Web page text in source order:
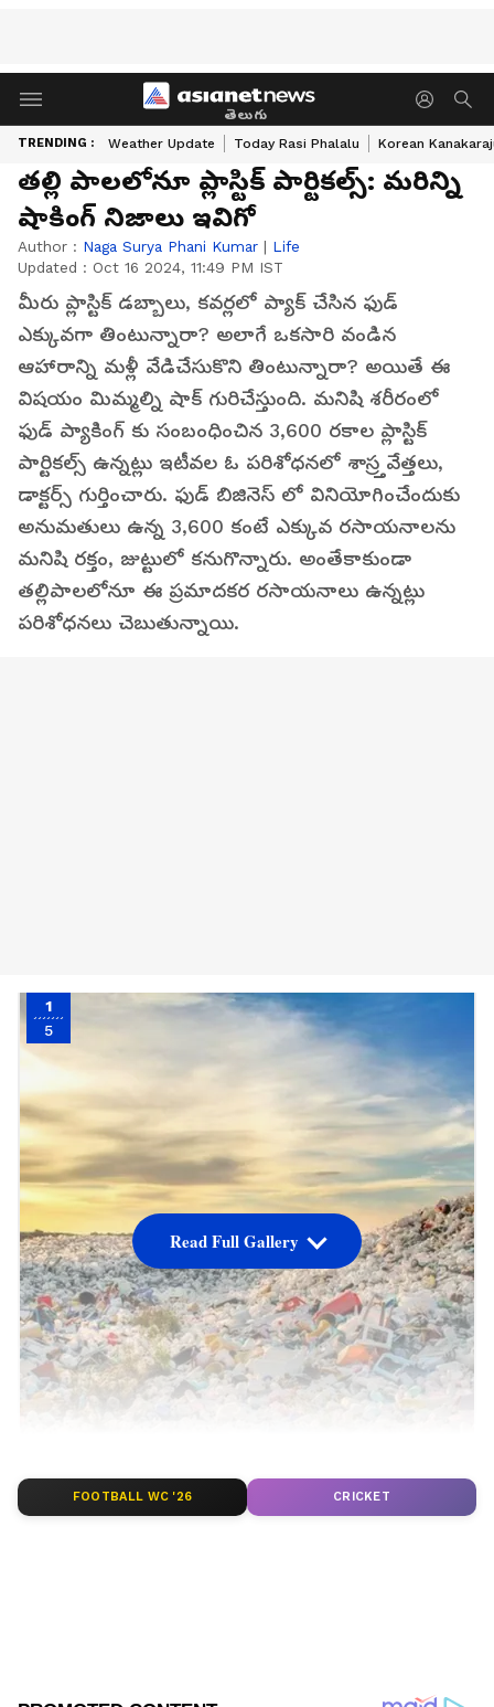
తెలుగు
TRENDING : Weather Update Today Rasi Phalalu Korean
తల్లి పాలలోనూ ప్లాస్టిక్ పార్టికల్స్: మరిన్ని
షాకింగ్ నిజాలు ఇవిగో
Author : Naga Surya Phani Kumar | Life
Updated : Oct 16 2024, 11:49 PM IST
మీరు ప్లాస్టిక్ డబ్బాలు, కవర్లలో ప్యాక్ చేసిన ఫుడ్
ఎక్కువగా తింటున్నారా? అలాగే ఒకసారి వండిన
ఆహారాన్ని మళ్లీ వేడిచేసుకొని తింటున్నారా? అయితే ఈ
విషయం మిమ్మల్ని షాక్ గురిచేస్తుంది. మనిషి శరీరంలో
ఫుడ్ ప్యాకింగ్ కు సంబంధించిన 3,600 రకాల ప్లాస్టిక్
పార్టికల్స్ ఉన్నట్లు ఇటీవల ఓ పరిశోధనలో శాస్ర్తవేత్తలు,
డాక్టర్స్ గుర్తించారు. ఫుడ్ బిజినెస్ లో వినియోగించేందుకు
అనుమతులు ఉన్న 3,600 కంటే ఎక్కువ రసాయనాలను
మనిషి రక్తం, జుట్టులో కనుగొన్నారు. అంతేకాకుండా
తల్లిపాలలోనూ ఈ ప్రమాదకర రసాయనాలు ఉన్నట్లు
పరిశోధనలు చెబుతున్నాయి.
1
5
Read Full Gallery
FOOTBALL WC '26 CRICKET